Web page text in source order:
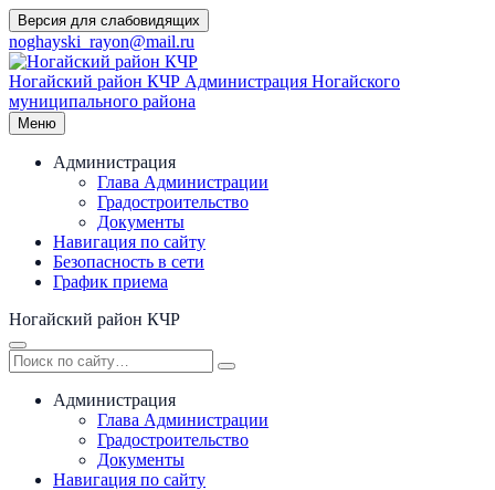
Перейти
к
содержимому
Версия для слабовидящих
noghayski_rayon@mail.ru
Ногайский район КЧР Администрация Ногайского
муниципального района
Меню
Администрация
Глава Администрации
Градостроительство
Документы
Навигация по сайту
Безопасность в сети
График приема
Ногайский район КЧР
Администрация
Глава Администрации
Градостроительство
Документы
Навигация по сайту